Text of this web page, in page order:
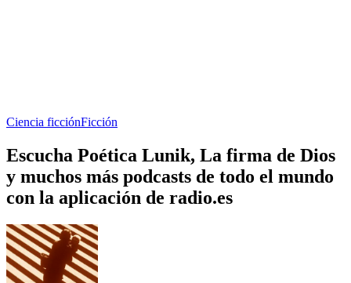
Ciencia ficciónFicción
Escucha Poética Lunik, La firma de Dios
y muchos más podcasts de todo el mundo
con la aplicación de radio.es